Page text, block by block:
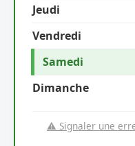
Jeudi
Vendredi
Samedi
Dimanche
⚠️ Signaler une